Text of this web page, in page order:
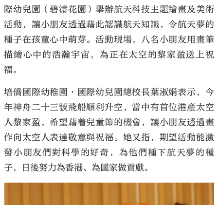
際幼兒園（碧濤花園）舉辦航天科技主題繪畫及美術
活動，讓小朋友透過藉此認識航天知識，令航天夢的
種子在孩童心中萌芽。活動現場，八名小朋友用畫筆
描繪心中的浩瀚宇宙，為正在太空的黎家盈送上祝
福。
培僑國際幼稚園•國際幼兒園總校長葉淑娟表示，今
年神舟二十三號飛船順利升空，當中有首位港產太空
人黎家盈，希望藉着兒童節的機會，讓小朋友透過畫
作向太空人表達敬意與祝福。她又指，期望活動能激
發小朋友們對科學的好奇，為他們種下航天夢的種
子，日後努力為香港、為國家做貢獻。